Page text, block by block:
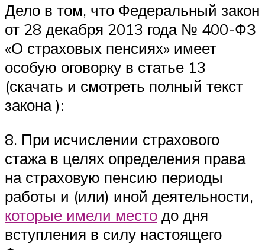
Дело в том, что Федеральный закон
от 28 декабря 2013 года № 400-ФЗ
«О страховых пенсиях» имеет
особую оговорку в статье 13
(скачать и смотреть полный текст
закона ):
8. При исчислении страхового
стажа в целях определения права
на страховую пенсию периоды
работы и (или) иной деятельности,
которые имели место до дня
вступления в силу настоящего